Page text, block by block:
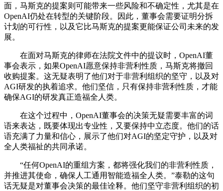
面，马斯克的提案则可能带来一些风险和不确定性，尤其是在
OpenAI仍处在转型的关键阶段。因此，董事会需要证明分拆
计划的可行性，以及它比马斯克的提案更能保证公司未来的发
展。
在面对马斯克的律师在法院文件中的提议时，OpenAI董
事会表示，如果OpenAI愿意保持非营利性质，马斯克将撤回
收购提案。这无疑表明了他们对于非营利组织的坚守，以及对
AGI研发的执着追求。他们坚信，只有保持非营利性质，才能
确保AGI的研发真正造福全人类。
在这个过程中，OpenAI董事会的决策无疑需要丰富的词
语来表达，既要体现出专业性，又要保持中立态度。他们的话
语充满了力量和信心，展示了他们对AGI的坚定守护，以及对
全人类福祉的共同承诺。
“任何OpenAI的重组方案，都将强化我们的非营利性质，
并推进其使命，确保人工通用智能造福全人类。”泰勒的这句
话无疑是对董事会决策的最佳诠释。他们坚守非营利组织的初